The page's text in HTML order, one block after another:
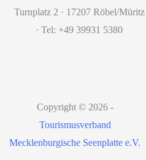
Turnplatz 2 · 17207 Röbel/Müritz
· Tel: +49 39931 5380
Copyright © 2026 -
Tourismusverband
Mecklenburgische Seenplatte e.V.